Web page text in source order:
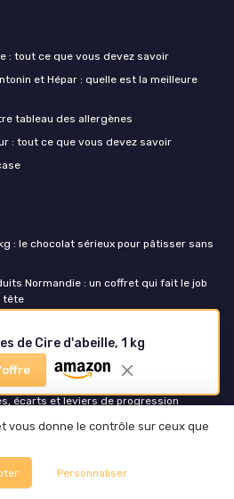
de Cire d'abeille, 1 kg
: tout ce que vous devez savoir
et Hépar : quelle est la meilleure
tableau des allergènes
: tout ce que vous devez savoir
: le chocolat sérieux pour pâtisser sans
Normandie : un coffret qui fait le job
tête
: le coffret bière blonde
un cadeau
transforme la table au quotidien dans la
écarts et leviers de progression
vous donne le contrôle sur ceux que
Personnaliser